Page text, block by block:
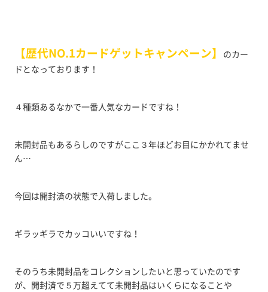
【歴代NO.1カードゲットキャンペーン】
のカー
ドとなっております！
４種類あるなかで一番人気なカードですね！
未開封品もあるらしのですがここ３年ほどお目にかかれてませ
ん…
今回は開封済の状態で入荷しました。
ギラッギラでカッコいいですね！
そのうち未開封品をコレクションしたいと思っていたのです
が、開封済で５万超えてて未開封品はいくらになることや